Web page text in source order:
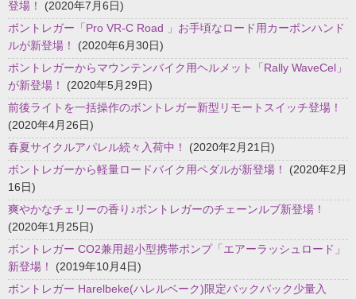
登場！
(2020年7月6日)
ボントレガー「Pro VR-C Road 」お手頃なロード用カーボンハンド
ルが新登場！
(2020年6月30日)
ボントレガーからマウンテンバイク用ヘルメット「Rally WaveCel」
が新登場！
(2020年5月29日)
前後ライトを一括操作のボントレガー新型リモートスイッチ登場！
(2020年4月26日)
春夏サイクルアパレル続々入荷中！
(2020年2月21日)
ボントレガーから軽量ロードバイク用ペダルが新登場！
(2020年2月
16日)
爽やかなチェリーの香り♪ボントレガーのチェーンルブ新登場！
(2020年1月25日)
ボントレガー CO2兼用超小型携帯ポンプ「エアーラッシュロード」
新登場！
(2019年10月4日)
ボントレガー Harelbeke(ハレルベーク)限定バックパック少量入